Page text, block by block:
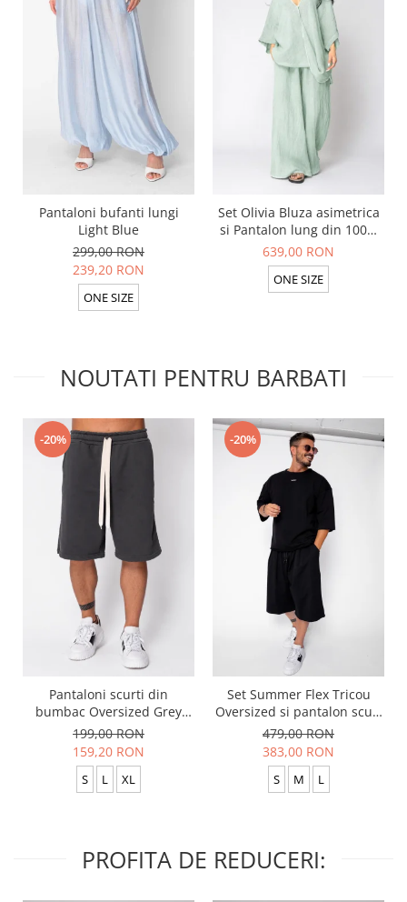
Pantaloni bufanti lungi
Light Blue
299,00 RON
239,20 RON
ONE SIZE
Set Olivia Bluza asimetrica
si Pantalon lung din 100%
in Light Olive
639,00 RON
ONE SIZE
NOUTATI PENTRU BARBATI
-20%
Pantaloni scurti din
bumbac Oversized Grey
Anthracite
199,00 RON
159,20 RON
S L XL
-20%
Set Summer Flex Tricou
Oversized si pantalon scurt
Baggy Black
479,00 RON
383,00 RON
S M L
PROFITA DE REDUCERI: